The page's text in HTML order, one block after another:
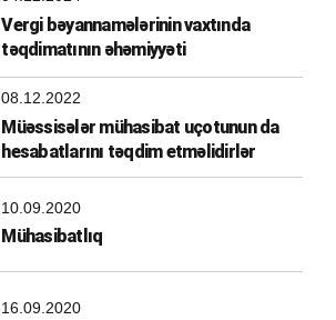
Vergi bəyannamələrinin vaxtında
təqdimatının əhəmiyyəti
08.12.2022
Müəssisələr mühasibat uçotunun da
hesabatlarını təqdim etməlidirlər
10.09.2020
Mühasibatlıq
16.09.2020